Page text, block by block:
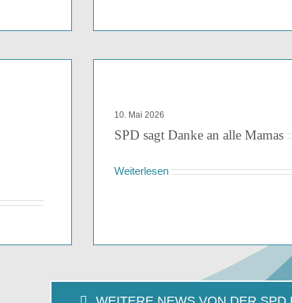
10. Mai 2026
SPD sagt Danke an alle Mamas
Weiterlesen